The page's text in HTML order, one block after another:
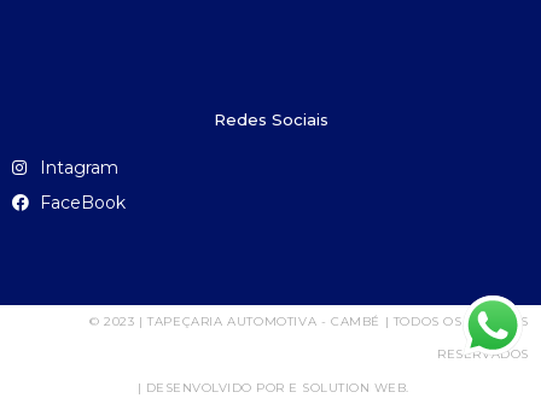
Redes Sociais
Intagram
FaceBook
© 2023 | TAPEÇARIA AUTOMOTIVA - CAMBÉ | TODOS OS DIREITOS
RESERVADOS
| DESENVOLVIDO POR E SOLUTION WEB.